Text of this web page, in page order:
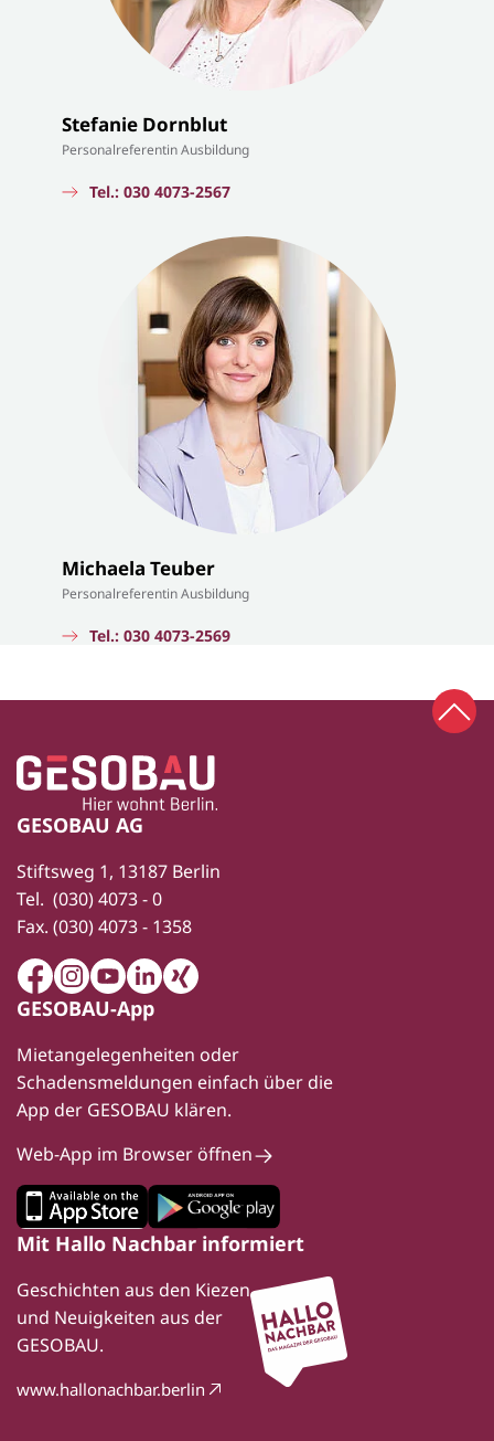
Stefanie Dornblut
Personalreferentin Ausbildung
Tel.: 030 4073-2567
Michaela Teuber
Personalreferentin Ausbildung
Tel.: 030 4073-2569
Fußbereich
Zur Startseite
GESOBAU AG
Stiftsweg 1, 13187 Berlin
Tel. (030) 4073 - 0
Fax. (030) 4073 - 1358
FacebookInstagram
YoutubeLinkedIn
Xing
GESOBAU-App
Mietangelegenheiten oder
Schadensmeldungen einfach über die
App der GESOBAU klären.
Web-App im Browser öffnen
Mit Hallo Nachbar informiert
Geschichten aus den Kiezen
und Neuigkeiten aus der
GESOBAU.
www.hallonachbar.berlin